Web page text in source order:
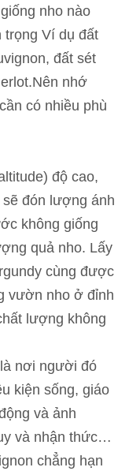
nho nào
trọng Ví dụ đất
đất sét
nhớ
có nhiều phù
độ cao,
đón lượng ánh
không giống
quả nho. Lấy
cùng được
vườn nho ở đỉnh
lượng không
nơi người đó
kiện sống, giáo
và ảnh
và nhận thức…
chẳng hạn